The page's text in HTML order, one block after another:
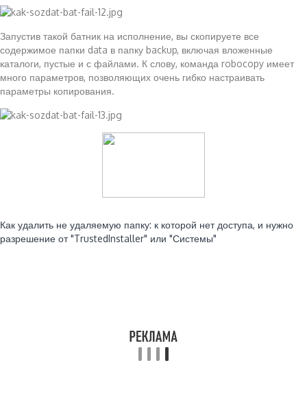
Запустив такой батник на исполнение, вы скопируете все
содержимое папки data в папку backup, включая вложенные
каталоги, пустые и с файлами. К слову, команда robocopy имеет
много параметров, позволяющих очень гибко настраивать
параметры копирования.
Как удалить не удаляемую папку: к которой нет доступа, и нужно
разрешение от "TrustedInstaller" или "Системы"